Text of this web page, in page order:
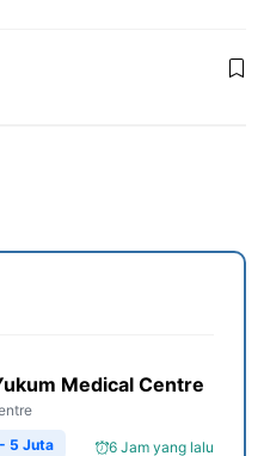
Medical Centre
6 Jam yang lalu
5 Juta